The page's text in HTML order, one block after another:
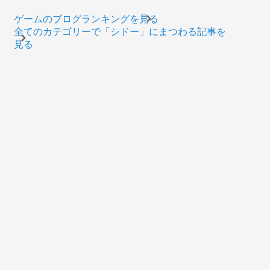
ゲームのブログランキングを見る
全てのカテゴリーで「シドー」にまつわる記事を
見る